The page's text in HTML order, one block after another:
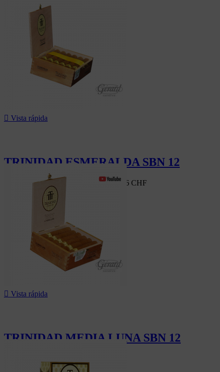
1.296,00 CHF
 Vista rápida
TRINIDAD ESMERALDA SBN 12
Mercado suizo -5% 774,06 CHF
 Vista rápida
TRINIDAD MEDIA LUNA SBN 12